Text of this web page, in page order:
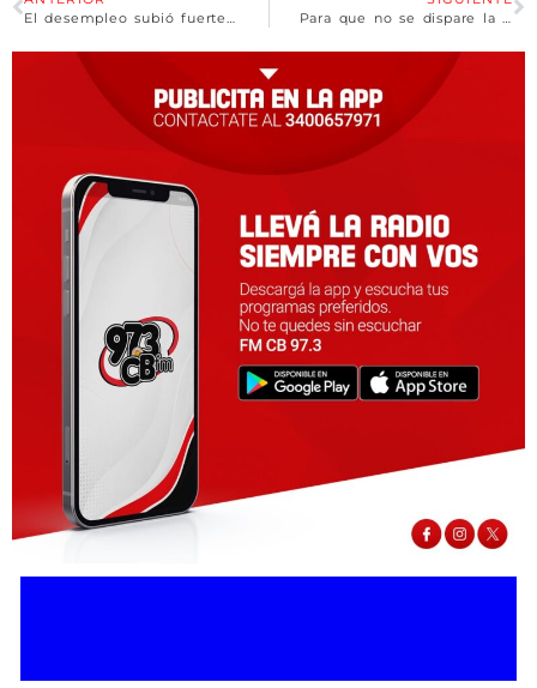
El desempleo subió fuerte en el primer trimestre y llegó al 7,7%
Para que no se dispare la inflación, el Gobierno suspendió la suba de tarifas de gas, luz y naftas del mes de julio